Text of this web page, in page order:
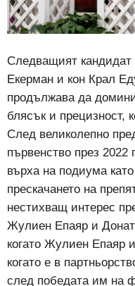
Следващият
Екерман и кон Крал
продължава да
блясък и прецизност,
След великолепно
първенство през 2022
върха на подиума
прескачането на
нестихващ интерес
Жулиен Епаяр и
когато Жулиен Епаяр
когато е в
след победата им на